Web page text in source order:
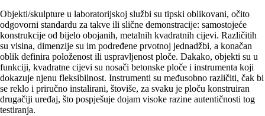
Objekti/skulpture u laboratorijskoj službi su tipski oblikovani, očito
odgovorni standardu za takve ili slične demonstracije: samostojeće
konstrukcije od bijelo obojanih, metalnih kvadratnih cijevi. Različitih
su visina, dimenzije su im podređene prvotnoj jednadžbi, a konačan
oblik definira položenost ili uspravljenost ploče. Dakako, objekti su u
funkciji, kvadratne cijevi su nosači betonske ploče i instrumenta koji
dokazuje njenu fleksibilnost. Instrumenti su međusobno različiti, čak bi
se reklo i priručno instalirani, štoviše, za svaku je ploču konstruiran
drugačiji uređaj, što pospješuje dojam visoke razine autentičnosti tog
testiranja.